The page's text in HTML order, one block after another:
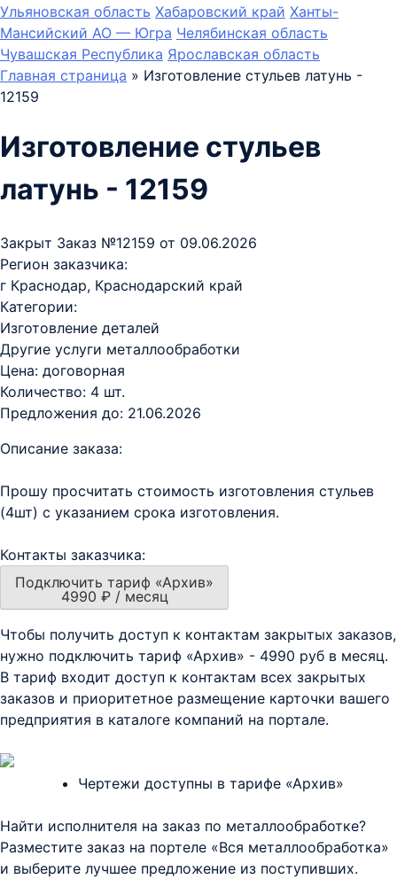
Ульяновская область Хабаровский край Ханты-
Мансийский АО — Югра Челябинская область
Чувашская Республика Ярославская область
Главная страница » Изготовление стульев латунь -
12159
Изготовление стульев
латунь - 12159
Закрыт Заказ №12159 от 09.06.2026
Регион заказчика:
г Краснодар, Краснодарский край
Категории:
Изготовление деталей
Другие услуги металлообработки
Цена: договорная
Количество: 4 шт.
Предложения до: 21.06.2026
Описание заказа:
Прошу просчитать стоимость изготовления стульев
(4шт) с указанием срока изготовления.
Контакты заказчика:
Подключить тариф «Архив»
4990 ₽ / месяц
Чтобы получить доступ к контактам закрытых заказов,
нужно подключить тариф «Архив» - 4990 руб в месяц.
В тариф входит доступ к контактам всех закрытых
заказов и приоритетное размещение карточки вашего
предприятия в каталоге компаний на портале.
Чертежи доступны в тарифе «Архив»
Найти исполнителя на заказ по металлообработке?
Разместите заказ на портеле «Вся металлообработка»
и выберите лучшее предложение из поступивших.